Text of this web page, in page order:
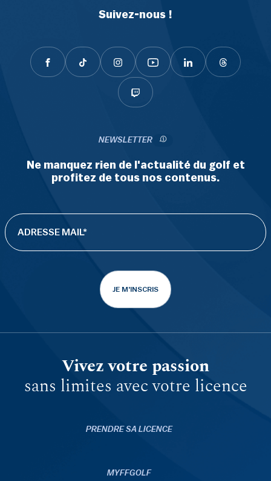
Suivez-nous !
NEWSLETTER
Ne manquez rien de l'actualité du golf et
profitez de tous nos contenus.
JE M'INSCRIS
Vivez votre passion
sans limites avec votre licence
PRENDRE SA LICENCE
MYFFGOLF